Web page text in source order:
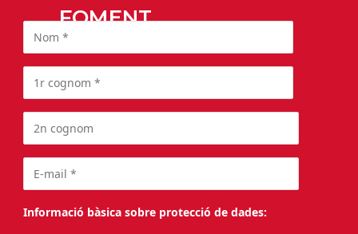
FOMENT
Informació bàsica sobre protecció de dades: